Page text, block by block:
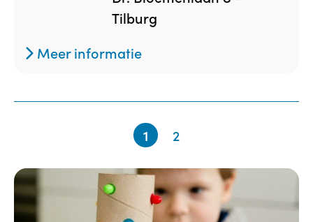
Tilburg
Meer informatie
1 2